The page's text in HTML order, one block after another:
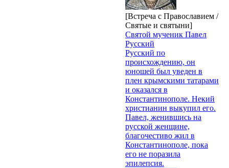
[Встреча с Православием /
Святые и святыни]
Святой мученик Павел
Русский
Русский по
происхождению, он
юношей был уведен в
плен крымскими татарами
и оказался в
Константинополе. Некий
христианин выкупил его.
Павел, женившись на
русской женщине,
благочестиво жил в
Константинополе, пока
его не поразила
эпилепсия.